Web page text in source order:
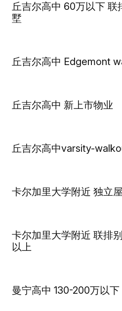
丘吉尔高中 60万以下 联
墅
丘吉尔高中 Edgemont
丘吉尔高中 新上市物业
丘吉尔高中varsity-
卡尔加里大学附近 独立
卡尔加里大学附近 联排
以上
曼宁高中 130-200万以下